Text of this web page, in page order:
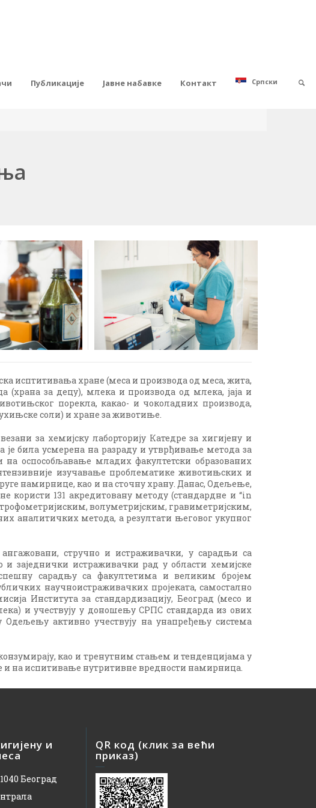
Публикације Јавне набавке Контакт Српски
исптитивања хране (меса и производа од меса, жита,
(храна за децу), млека и производа од млека, јаја и
порекла, какао- и чоколадних производа,
соли) и хране за животиње.
за хемијску лаборторију Катедре за хигијену и
је била усмерена на разраду и утврђивање метода за
оспособљавање младих факултетски образованих
изучавање проблематике животињских и
намирнице, као и на сточну храну. Данас, Одељење,
користи 131 акредитовану методу (стандардне и “in
волуметријским, гравиметријским,
аналитичких метода, а резултати његовог укупног
стручно и истраживачки, у сарадњи са
и заједнички истраживачки рад у области хемијске
сарадњу са факултетима и великим бројем
научноистраживачких пројеката, самостално
Института за стандардизацију, Београд (месо и
и учествују у доношењу СРПС стандарда из ових
активно учествују на унапређењу система
као и тренутним стањем и тенденцијама у
и на испитивање нутритивне вредности намирница.
и
Београд
QR код (клик за већи
приказ)